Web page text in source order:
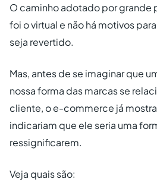
O caminho adotado por grande
foi o virtual e não há motivos
seja revertido.
Mas, antes de se imaginar que
nossa forma das marcas se
cliente, o e-commerce já
indicariam que ele seria uma
ressignificarem.
Veja quais são: